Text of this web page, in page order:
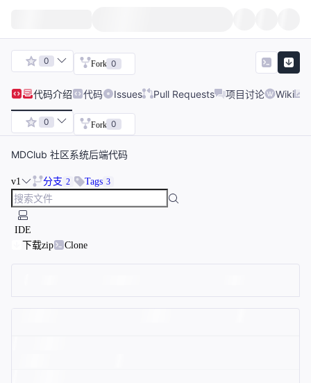
0 Fork 0
代码介绍 代码 Issues Pull Requests 项目讨论 Wiki
0 Fork 0
MDClub 社区系统后端代码
v1 分支 2 Tags 3
IDE
下载zip
Clone